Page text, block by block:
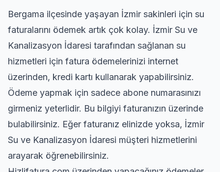
Bergama ilçesinde yaşayan İzmir sakinleri için su
faturalarını ödemek artık çok kolay. İzmir Su ve
Kanalizasyon İdaresi tarafından sağlanan su
hizmetleri için fatura ödemelerinizi internet
üzerinden, kredi kartı kullanarak yapabilirsiniz.
Ödeme yapmak için sadece abone numarasınızı
girmeniz yeterlidir. Bu bilgiyi faturanızın üzerinde
bulabilirsiniz. Eğer faturanız elinizde yoksa, İzmir
Su ve Kanalizasyon İdaresi müşteri hizmetlerini
arayarak öğrenebilirsiniz.